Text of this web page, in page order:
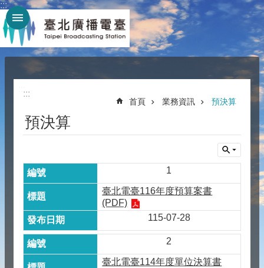
跳到主要內容區塊
:::
:::
首頁 業務資訊 預決算
預決算
1
臺北電臺116年度預算案書
(PDF)
115-07-28
2
臺北電臺114年度單位決算書